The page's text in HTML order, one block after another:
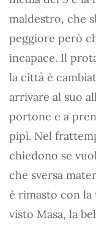
maldestro, che
peggiore però
incapace. Il
la città è
arrivare al suo
portone e a
pipì. Nel
chiedono se
che sversa
è rimasto con
visto Masa, la